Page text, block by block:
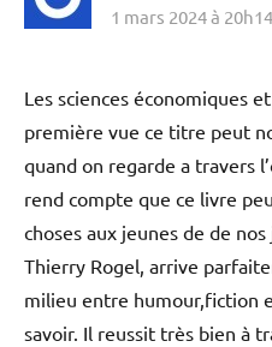
1 mars 2024 à 20h14
Les sciences économiques
première vue ce titre peut
quand on regarde a travers
rend compte que ce livre
choses aux jeunes de de
Thierry Rogel, arrive
milieu entre humour,fiction
savoir. Il reussit très bien à